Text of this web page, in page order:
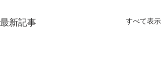
最新記事 すべて表示